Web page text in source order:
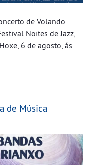
de Volando
Noites de Jazz,
6 de agosto, ás
de Música